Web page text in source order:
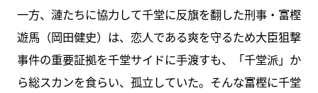
一方、漣たちに協力して千堂に反旗を翻した刑事・富樫
遊馬（岡田健史）は、恋人である爽を守るため大臣狙撃
事件の重要証拠を千堂サイドに手渡すも、「千堂派」か
ら総スカンを食らい、孤立していた。そんな富樫に千堂